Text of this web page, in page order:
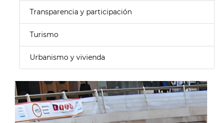
Transparencia y participación
Turismo
Urbanismo y vivienda